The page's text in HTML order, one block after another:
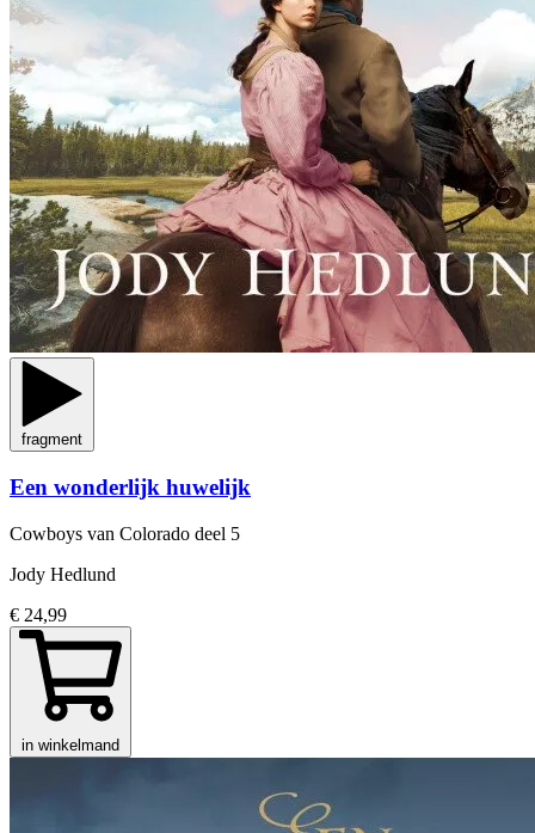
fragment
Een wonderlijk huwelijk
Cowboys van Colorado deel 5
Jody Hedlund
€ 24,99
in winkelmand